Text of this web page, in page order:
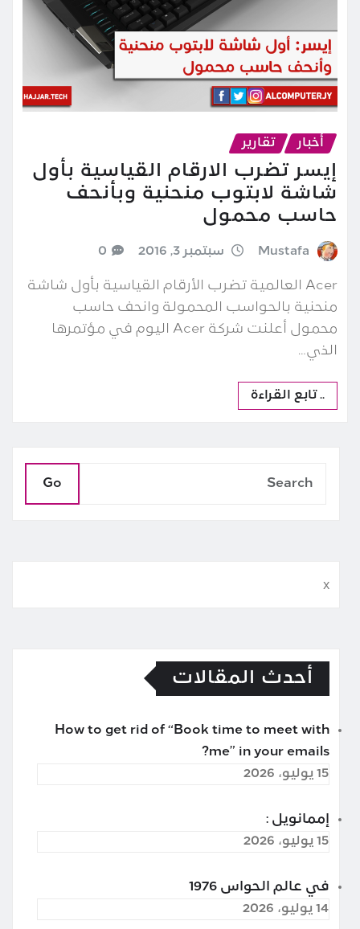
أخبار تقارير
إيسر تضرب الارقام القياسية بأول
شاشة لابتوب منحنية وبأنحف
حاسب محمول
Mustafa سبتمبر 3, 2016 0
Acer العالمية تضرب الأرقام القياسية بأول شاشة
منحنية بالحواسب المحمولة وانحف حاسب
محمول أعلنت شركة Acer اليوم في مؤتمرها
الذي…
.. تابع القراءة
Go
x
أحدث المقالات
How to get rid of “Book time to meet with
me” in your emails?
15 يوليو، 2026
إممانويل :
15 يوليو، 2026
في عالم الحواس 1976
14 يوليو، 2026